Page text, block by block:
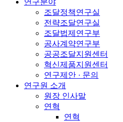
조달정책연구실
전략조달연구실
조달법제연구부
공사계약연구부
공공조달지원센터
혁신제품지원센터
연구제안 · 문의
연구원 소개
원장 인사말
연혁
연혁